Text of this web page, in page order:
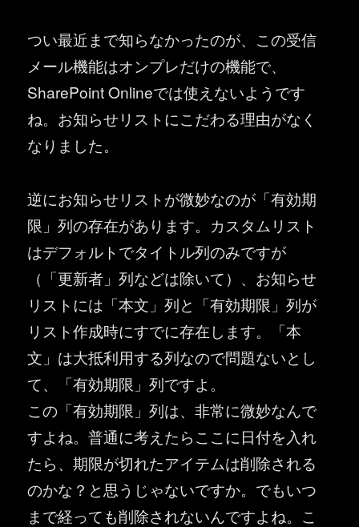
つい最近まで知らなかったのが、この受信
メール機能はオンプレだけの機能で、
SharePoint Onlineでは使えないようです
ね。お知らせリストにこだわる理由がなく
なりました。
逆にお知らせリストが微妙なのが「有効期
限」列の存在があります。カスタムリスト
はデフォルトでタイトル列のみですが
（「更新者」列などは除いて）、お知らせ
リストには「本文」列と「有効期限」列が
リスト作成時にすでに存在します。「本
文」は大抵利用する列なので問題ないとし
て、「有効期限」列ですよ。
この「有効期限」列は、非常に微妙なんで
すよね。普通に考えたらここに日付を入れ
たら、期限が切れたアイテムは削除される
のかな？と思うじゃないですか。でもいつ
まで経っても削除されないんですよね。こ